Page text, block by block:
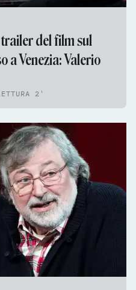
del film sul
a Venezia: Valerio
2'